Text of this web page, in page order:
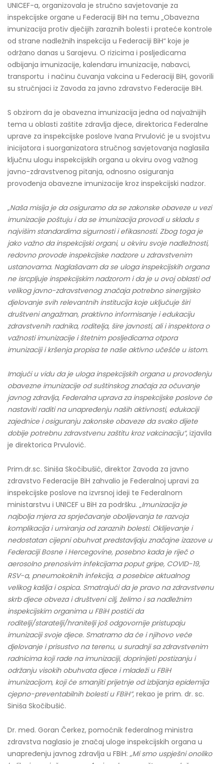
UNICEF-a, organizovala je stručno savjetovanje za
inspekcijske organe u Federaciji BiH na temu „Obavezna
imunizacija protiv dječijih zaraznih bolesti i prateće kontrole
od strane nadležnih inspekcija u Federaciji BiH“ koje je
održano danas u Sarajevu. O rizicima i posljedicama
odbijanja imunizacije, kalendaru imunizacije, nabavci,
transportu i načinu čuvanja vakcina u Federaciji BiH, govorili
su stručnjaci iz Zavoda za javno zdravstvo Federacije BiH.
S obzirom da je obavezna imunizacija jedna od najvažnijih
tema u oblasti zaštite zdravlja djece, direktorica Federalne
uprave za inspekcijske poslove Ivana Prvulović je u svojstvu
inicijatora i suorganizatora stručnog savjetovanja naglasila
ključnu ulogu inspekcijskih organa u okviru ovog važnog
javno-zdravstvenog pitanja, odnosno osiguranja
provođenja obavezne imunizacije kroz inspekcijski nadzor.
„Naša misija je da osiguramo da se zakonske obaveze u vezi
imunizacije poštuju i da se imunizacija provodi u skladu s
najvišim standardima sigurnosti i efikasnosti. Zbog toga je
jako važno da inspekcijski organi, u okviru svoje nadležnosti,
redovno provode inspekcijske nadzore u zdravstvenim
ustanovama. Naglašavam da se uloga inspekcijskih organa
ne isrcpljuje inspekcijskim nadzorom i da je u ovoj oblasti od
velikog javno-zdravstvenog značaja potrebno sinergijsko
djelovanje svih relevantnih institucija koje uključuje širi
društveni angažman, praktivno informisanje i edukaciju
zdravstvenih radnika, roditelja, šire javnosti, ali i inspektora o
važnosti imunizacije i štetnim posljedicama otpora
imunizaciji i kršenja propisa te naše aktivno učešće u istom.
Imajući u vidu da je uloga inspekcijskih organa u provođenju
obavezne imunizacije od suštinskog značaja za očuvanje
javnog zdravlja, Federalna uprava za inspekcijske poslove će
nastaviti raditi na unapređenju naših aktivnosti, edukaciji
zajednice i osiguranju zakonske obaveze da svako dijete
dobije potrebnu zdravstvenu zaštitu kroz vakcinaciju“, izjavila
je direktorica Prvulović.
Prim.dr.sc. Siniša Skočibušić, direktor Zavoda za javno
zdravstvo Federacije BiH zahvalio je Federalnoj upravi za
inspekcijske poslove na izvrsnoj ideji te Federalnom
ministarstvu i UNICEF u BiH za podršku. „Imunizacija je
najbolja mjera za sprječavanje obolijevanja te razvoja
komplikacija i umiranja od zaraznih bolesti. Oklijevanje i
nedostatan cijepni obuhvat predstavljaju značajne izazove u
Federaciji Bosne i Hercegovine, posebno kada je riječ o
aerosolno prenosivim infekcijama poput gripe, COVID-19,
RSV-a, pneumokoknih infekcija, a posebice aktualnog
velikog kašlja i ospica. Smatrajući da je pravo na zdravstvenu
skrb djece obveza i društveni cilj, želimo i sa nadležnim
inspekcijskim organima u FBiH postići da
roditelji/staratelji/hranitelji još odgovornije pristupaju
imunizaciji svoje djece. Smatramo da će i njihovo veće
djelovanje i prisustvo na terenu, u suradnji sa zdravstvenim
radnicima koji rade na imunizaciji, doprinijeti postizanju i
održanju visokih obuhvata djece i mladeži u FBiH
imunizacijom, koji će smanjiti prijetnje od izbijanja epidemija
cjepno-preventabilnih bolesti u FBiH”, rekao je prim. dr. sc.
Siniša Skočibušić.
Dr. med. Goran Čerkez, pomoćnik federalnog ministra
zdravstva naglasio je značaj uloge inspekcijskih organa u
unapređenju javnog zdravlja u FBiH: „Mi smo uspješni onoliko